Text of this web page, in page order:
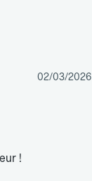
02/03/2026
!